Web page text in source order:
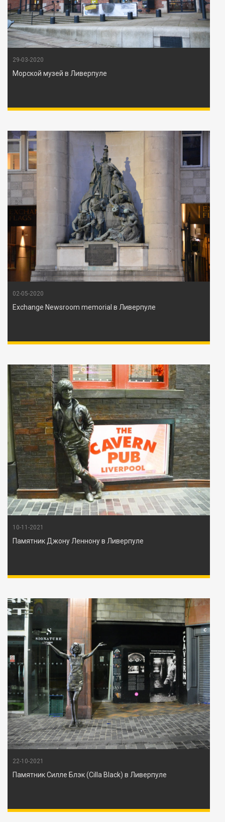
29-03-2020
Морской музей в Ливерпуле
02-05-2020
Exchange Newsroom memorial в Ливерпуле
10-11-2021
Памятник Джону Леннону в Ливерпуле
22-10-2021
Памятник Силле Блэк (Cilla Black) в Ливерпуле